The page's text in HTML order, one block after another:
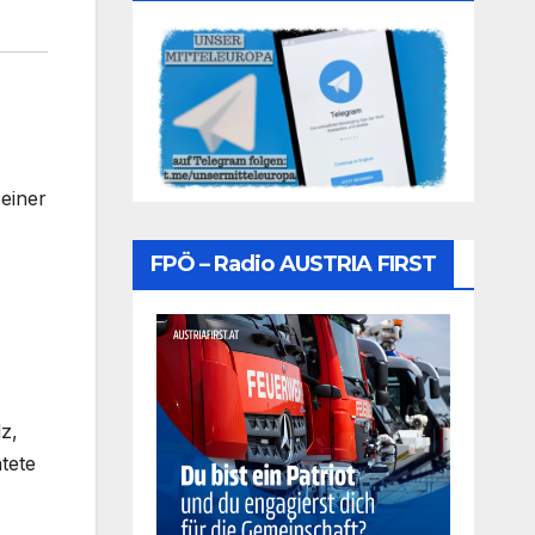
FPÖ – Radio AUSTRIA FIRST